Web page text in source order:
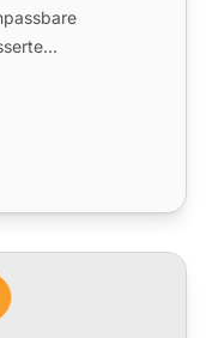
und zusätzliche